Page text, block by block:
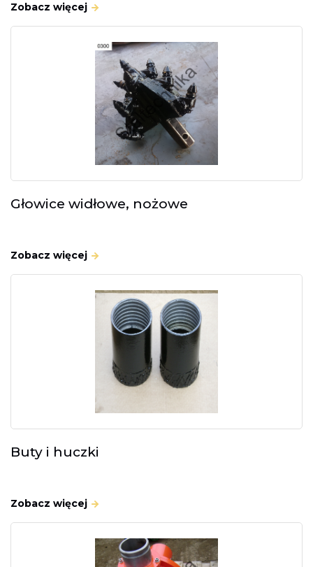
Zobacz więcej
Głowice widłowe, nożowe
Zobacz więcej
Buty i huczki
Zobacz więcej